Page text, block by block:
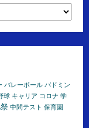
バレーボール バドミン
球 キャリア コロナ 学
中間テスト 保育園